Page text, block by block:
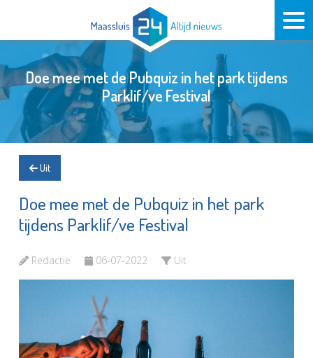
Doe mee met de Pubquiz in het park tijdens
Parklif/ve Festival
Uit
Doe mee met de Pubquiz in het park
tijdens Parklif/ve Festival
Redactie 06-07-2022 Uit